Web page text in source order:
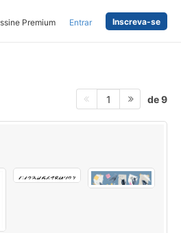
Premium Entrar Inscreva-se
1 de 9